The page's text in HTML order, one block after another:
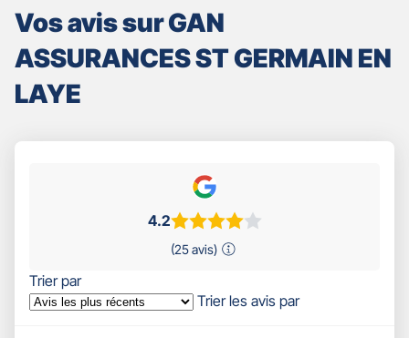
Vos avis sur GAN
ASSURANCES ST GERMAIN EN
LAYE
4.2
(25 avis)
Trier par
Trier les avis par